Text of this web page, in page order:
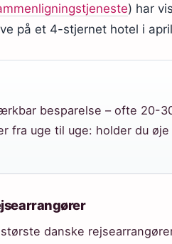
) har
på et 4-stjernet hotel i
besparelse – ofte 20-
fra uge til uge: holder du
danske